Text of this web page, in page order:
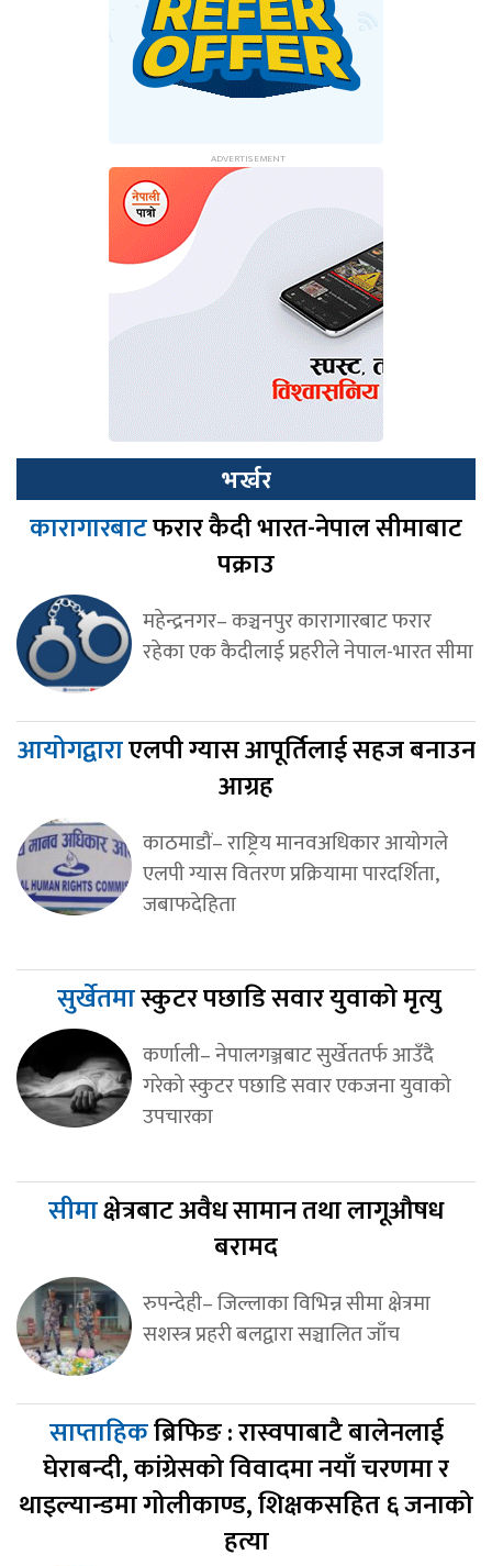
भर्खर
कारागारबाटफरार कैदी भारत-नेपाल सीमाबाट
पक्राउ
महेन्द्रनगर– कञ्चनपुर कारागारबाट फरार
रहेका एक कैदीलाई प्रहरीले नेपाल-भारत सीमा
आयोगद्वाराएलपी ग्यास आपूर्तिलाई सहज बनाउन
आग्रह
काठमाडौं– राष्ट्रिय मानवअधिकार आयोगले
एलपी ग्यास वितरण प्रक्रियामा पारदर्शिता,
जबाफदेहिता
सुर्खेतमास्कुटर पछाडि सवार युवाको मृत्यु
कर्णाली– नेपालगञ्जबाट सुर्खेततर्फ आउँदै
गरेको स्कुटर पछाडि सवार एकजना युवाको
उपचारका
सीमाक्षेत्रबाट अवैध सामान तथा लागूऔषध
बरामद
रुपन्देही– जिल्लाका विभिन्न सीमा क्षेत्रमा
सशस्त्र प्रहरी बलद्वारा सञ्चालित जाँच
साप्ताहिकब्रिफिङ : रास्वपाबाटै बालेनलाई
घेराबन्दी, कांग्रेसको विवादमा नयाँ चरणमा र
थाइल्यान्डमा गोलीकाण्ड, शिक्षकसहित ६ जनाको
हत्या